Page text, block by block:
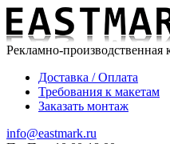
Рекламно-
Доставка / Оплата
Требования к макетам
Заказать монтаж
info@eastmark.ru